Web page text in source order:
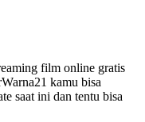
film online gratis
kamu bisa
saat ini dan tentu bisa